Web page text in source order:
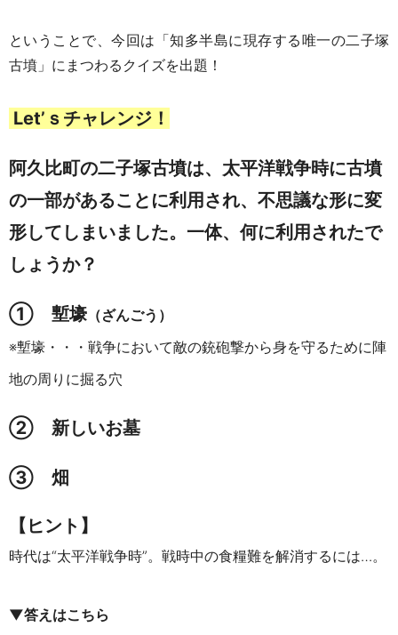
ということで、今回は「知多半島に現存する唯一の二子塚
古墳」にまつわるクイズを出題！
Let’ｓチャレンジ！
阿久比町の二子塚古墳は、太平洋戦争時に古墳
の一部があることに利用され、不思議な形に変
形してしまいました。一体、何に利用されたで
しょうか？
① 塹壕 （ざんごう）
※塹壕・・・戦争において敵の銃砲撃から身を守るために陣
地の周りに掘る穴
② 新しいお墓
③ 畑
【ヒント】
時代は“太平洋戦争時”。戦時中の食糧難を解消するには…。
▼答えはこちら